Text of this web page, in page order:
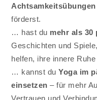
Achtsamkeitsübungen
förderst.
… hast du mehr als 30
Geschichten und
helfen, ihre innere
… kannst duYoga im
einsetzen– für mehr
Vertrauen und